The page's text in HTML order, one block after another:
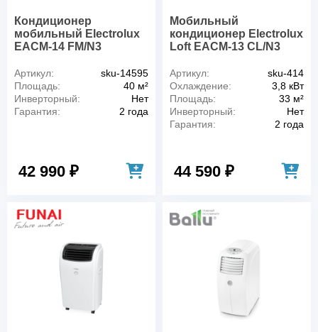
Кондиционер
мобильный Electrolux
EACM-14 FM/N3
Артикул:
sku-14595
Площадь:
40 м²
Инверторный:
Нет
Гарантия:
2 года
42 990 ₽
Мобильный
кондиционер Electrolux
Loft EACM-13 CL/N3
Артикул:
sku-414
Охлаждение:
3,8 кВт
Площадь:
33 м²
Инверторный:
Нет
Гарантия:
2 года
44 590 ₽